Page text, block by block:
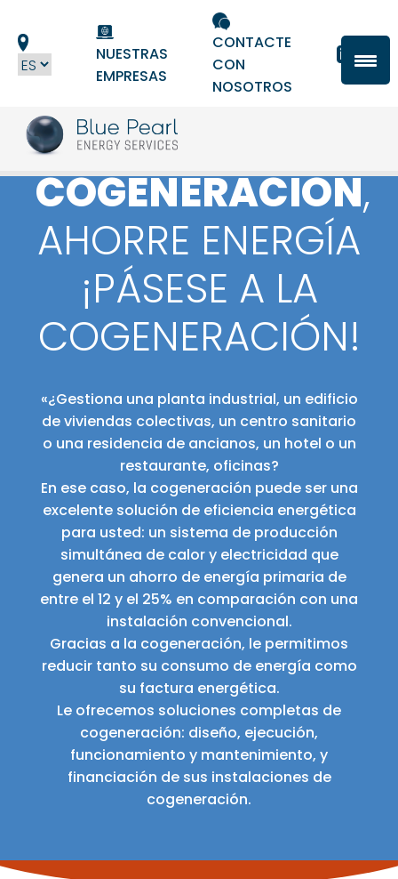
NUESTRAS
EMPRESAS
CONTACTE
CON
NOSOTROS
COGENERACIÓN,
AHORRE ENERGÍA
¡PÁSESE A LA
COGENERACIÓN!
«¿Gestiona una planta industrial, un edificio
de viviendas colectivas, un centro sanitario
o una residencia de ancianos, un hotel o un
restaurante, oficinas?
En ese caso, la cogeneración puede ser una
excelente solución de eficiencia energética
para usted: un sistema de producción
simultánea de calor y electricidad que
genera un ahorro de energía primaria de
entre el 12 y el 25% en comparación con una
instalación convencional.
Gracias a la cogeneración, le permitimos
reducir tanto su consumo de energía como
su factura energética.
Le ofrecemos soluciones completas de
cogeneración: diseño, ejecución,
funcionamiento y mantenimiento, y
financiación de sus instalaciones de
cogeneración.